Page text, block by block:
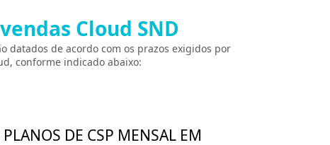
Cloud SND
datados de acordo com os prazos exigidos por
conforme indicado abaixo:
PLANOS DE CSP MENSAL EM